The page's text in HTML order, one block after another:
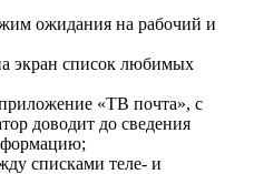
ожидания на рабочий и
экран список любимых
«ТВ почта», с
доводит до сведения
списками теле- и